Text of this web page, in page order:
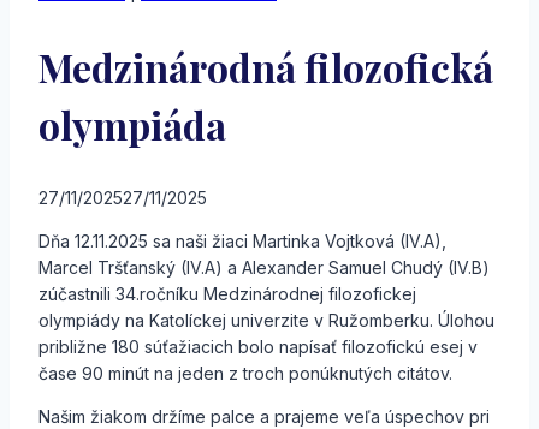
Medzinárodná filozofická
olympiáda
27/11/202527/11/2025
Dňa 12.11.2025 sa naši žiaci Martinka Vojtková (IV.A),
Marcel Tršťanský (IV.A) a Alexander Samuel Chudý (IV.B)
zúčastnili 34.ročníku Medzinárodnej filozofickej
olympiády na Katolíckej univerzite v Ružomberku. Úlohou
približne 180 súťažiacich bolo napísať filozofickú esej v
čase 90 minút na jeden z troch ponúknutých citátov.
Našim žiakom držíme palce a prajeme veľa úspechov pri